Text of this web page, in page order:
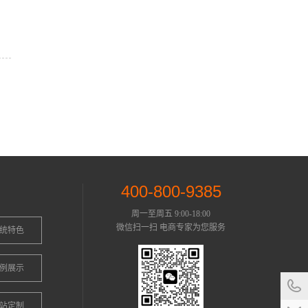
特色
展示
定制
400-800-9385
周一至周五 9:00-18:00
微信扫一扫 电商专家为您服务